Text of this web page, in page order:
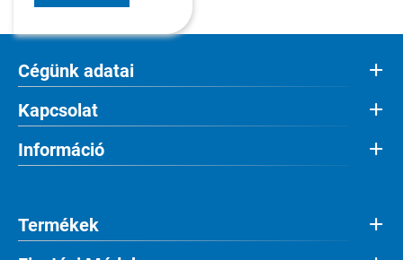
Cégünk adatai
Kapcsolat
Információ
Termékek